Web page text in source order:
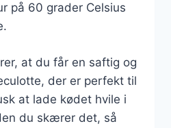
på 60 grader Celsius
at du får en saftig og
der er perfekt til
at lade kødet hvile i
du skærer det, så